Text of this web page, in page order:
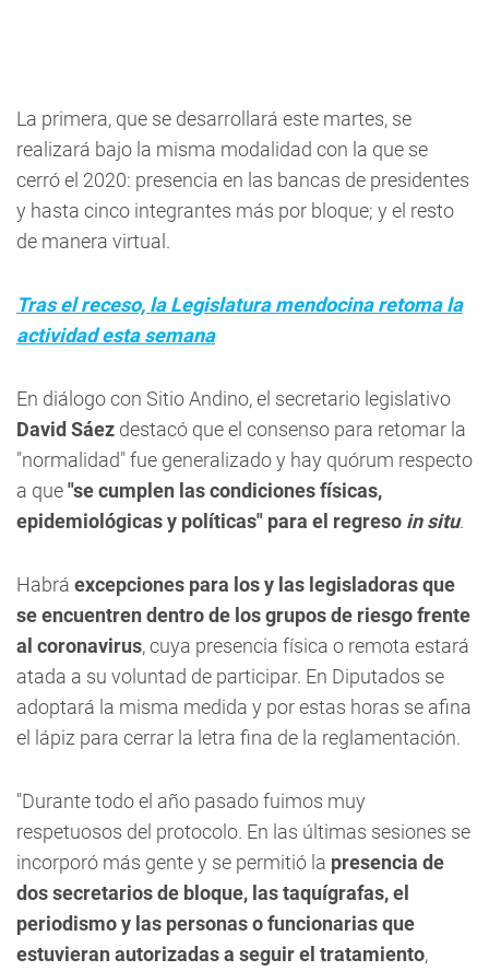
realizará bajo la misma modalidad con la que se
cerró el 2020: presencia en las bancas de presidentes
y hasta cinco integrantes más por bloque; y el resto
de manera virtual.
actividad esta semana
David Sáezdestacó que el consenso para retomar la
"normalidad" fue generalizado y hay quórum respecto
a que"se cumplen las condiciones físicas,
epidemiológicas y políticas" para el regreso
se encuentren dentro de los grupos de riesgo frente
al coronavirus , cuya presencia física o remota estará
atada a su voluntad de participar. En Diputados se
adoptará la misma medida y por estas horas se afina
el lápiz para cerrar la letra fina de la reglamentación.
respetuosos del protocolo. En las últimas sesiones se
incorporó más gente y se permitió lapresencia de
dos secretarios de bloque, las taquígrafas, el
periodismo y las personas o funcionarias que
estuvieran autorizadas a seguir el tratamiento
respetando el distanciamiento", precisó Sáez, en